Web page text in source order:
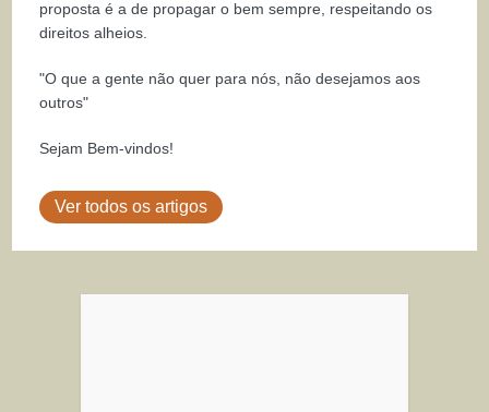
proposta é a de propagar o bem sempre, respeitando os
direitos alheios.
"O que a gente não quer para nós, não desejamos aos
outros"
Sejam Bem-vindos!
Ver todos os artigos